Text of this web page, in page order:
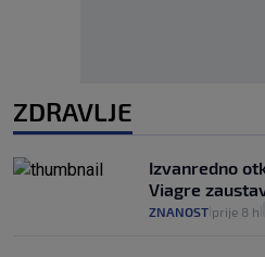
ZDRAVLJE
Izvanredno
Viagre
ZNANOST prije 8 h